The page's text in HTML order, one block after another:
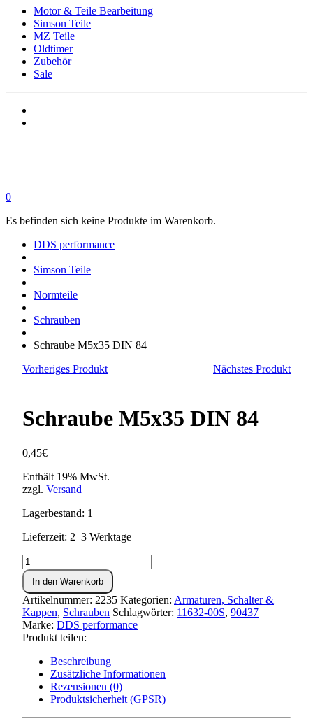
Motor & Teile Bearbeitung
Simson Teile
MZ Teile
Oldtimer
Zubehör
Sale
0
Es befinden sich keine Produkte im Warenkorb.
DDS performance
Simson Teile
Normteile
Schrauben
Schraube M5x35 DIN 84
Vorheriges Produkt
Nächstes Produkt
Schraube M5x35 DIN 84
0,45€
Enthält 19% MwSt.
zzgl. Versand
Lagerbestand: 1
Lieferzeit: 2–3 Werktage
Schraube
M5x35
DIN
84
Menge
In den Warenkorb
Artikelnummer: 2235 Kategorien: Armaturen, Schalter &
Kappen, Schrauben Schlagwörter: 11632-00S, 90437
Marke: DDS performance
Produkt teilen:
Beschreibung
Zusätzliche Informationen
Rezensionen (0)
Produktsicherheit (GPSR)